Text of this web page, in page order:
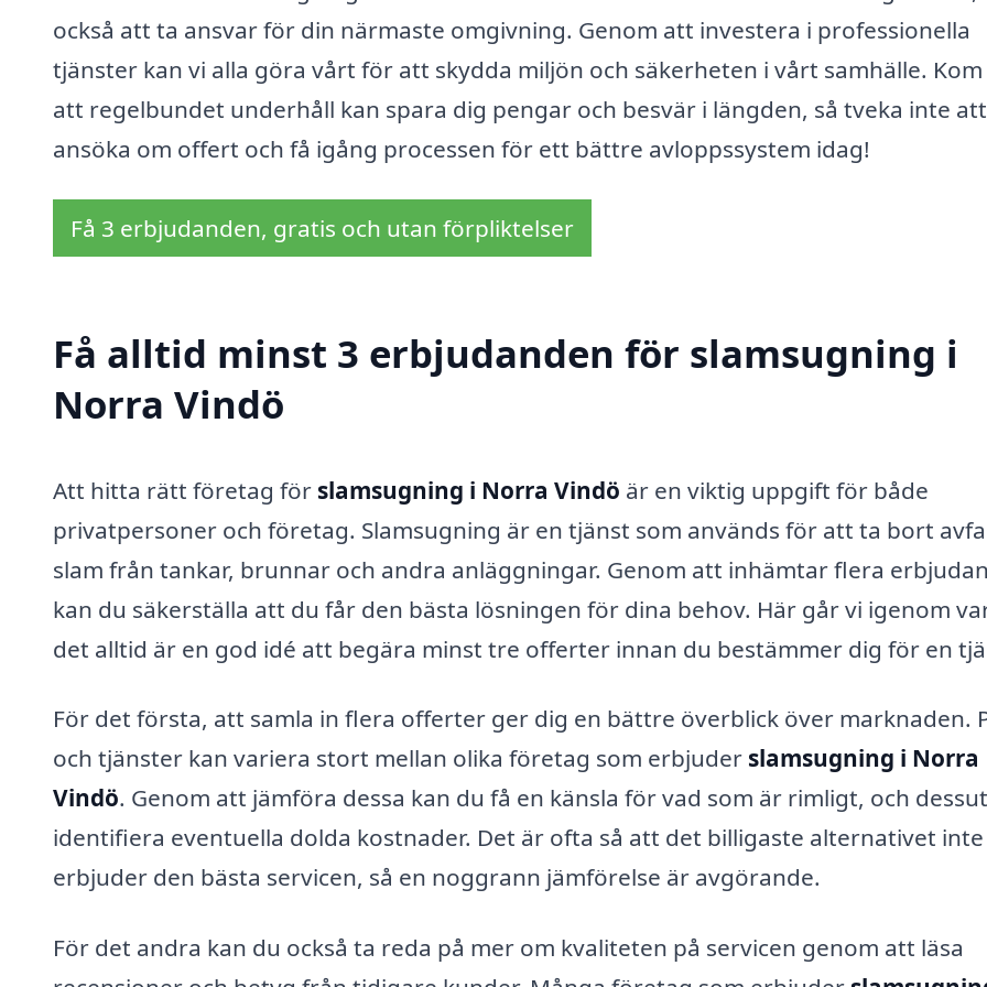
också att ta ansvar för din närmaste omgivning. Genom att investera i professionella
tjänster kan vi alla göra vårt för att skydda miljön och säkerheten i vårt samhälle.
att regelbundet underhåll kan spara dig pengar och besvär i längden, så tveka inte att
ansöka om offert och få igång processen för ett bättre avloppssystem idag!
Få 3 erbjudanden, gratis och utan förpliktelser
Få alltid minst 3 erbjudanden för slamsugning i
Norra Vindö
Att hitta rätt företag för slamsugning i Norra Vindö är en viktig uppgift för både
privatpersoner och företag. Slamsugning är en tjänst som används för att ta bort
slam från tankar, brunnar och andra anläggningar. Genom att inhämtar flera
kan du säkerställa att du får den bästa lösningen för dina behov. Här går vi igenom
det alltid är en god idé att begära minst tre offerter innan du bestämmer dig för en
För det första, att samla in flera offerter ger dig en bättre överblick över marknaden.
och tjänster kan variera stort mellan olika företag som erbjuder slamsugning i Norra
Vindö. Genom att jämföra dessa kan du få en känsla för vad som är rimligt, och
identifiera eventuella dolda kostnader. Det är ofta så att det billigaste alternativet
erbjuder den bästa servicen, så en noggrann jämförelse är avgörande.
För det andra kan du också ta reda på mer om kvaliteten på servicen genom att läsa